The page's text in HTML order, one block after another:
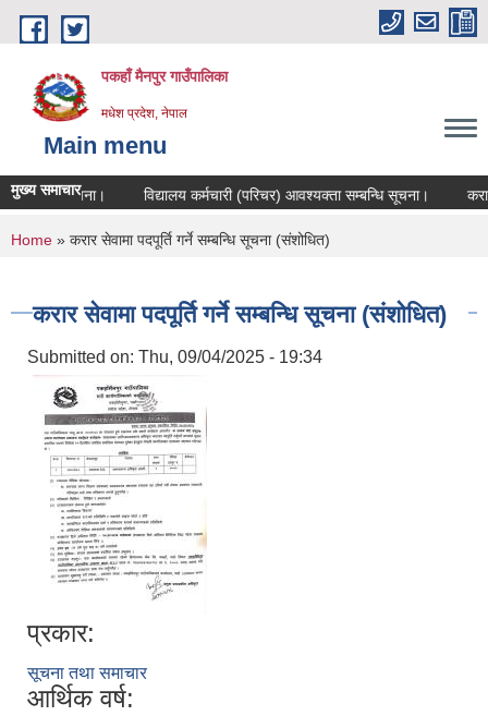
Skip to main content
पकहाँ मैनपुर गाउँपालिका
मधेश प्रदेश, नेपाल
Main menu
मुख्य समाचार
सम्बन्धि सूचना। विद्यालय कर्मचारी (परिचर) आवश्यक्ता सम्बन्धि सूचना।
You are here
Home » करार सेवामा पदपूर्ति गर्ने सम्बन्धि सूचना (संशोधित)
करार सेवामा पदपूर्ति गर्ने सम्बन्धि सूचना (संशोधित)
Submitted on: Thu, 09/04/2025 - 19:34
प्रकार:
सूचना तथा समाचार
आर्थिक वर्ष: